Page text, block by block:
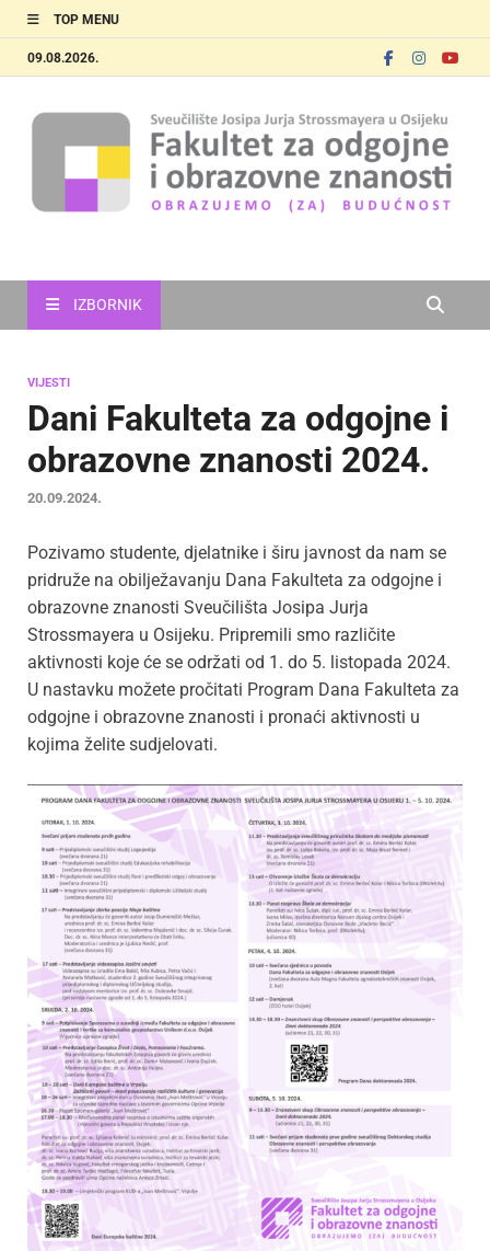
TOP MENU
09.08.2026.
IZBORNIK
VIJESTI
Dani Fakulteta za odgojne i
obrazovne znanosti 2024.
20.09.2024.
Pozivamo studente, djelatnike i širu javnost da nam se
pridruže na obilježavanju Dana Fakulteta za odgojne i
obrazovne znanosti Sveučilišta Josipa Jurja
Strossmayera u Osijeku. Pripremili smo različite
aktivnosti koje će se održati od 1. do 5. listopada 2024.
U nastavku možete pročitati Program Dana Fakulteta za
odgojne i obrazovne znanosti i pronaći aktivnosti u
kojima želite sudjelovati.